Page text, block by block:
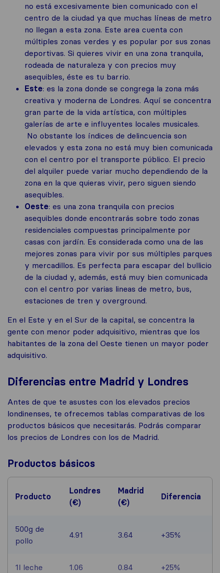
no está excesivamente bien comunicado con el
centro de la ciudad ya que muchas líneas de metro
no llegan a esta zona. Este area cuenta con
múltiples zonas verdes y es popular por sus zonas
deportivas. Si quieres vivir en una zona tranquila,
rodeada de naturaleza y con precios muy
asequibles, éste es tu barrio.
Este: es la zona donde se congrega la zona más
creativa y moderna de Londres. Aquí se concentra
gran parte de la vida artística, con múltiples
galerías de arte e influyentes locales musicales.
No obstante los índices de delincuencia son
elevados y esta zona no está muy bien comunicada
con el centro por el transporte público. El precio
del alquiler puede variar mucho dependiendo de la
zona en la que quieras vivir, pero siguen siendo
asequibles.
Oeste: es una zona tranquila con precios
asequibles donde encontrarás sobre todo zonas
residenciales compuestas principalmente por
casas con jardín. Es considerada como una de las
mejores zonas para vivir por sus múltiples parques
y mercadillos. Es perfecta para escapar del bullicio
de la ciudad y, además, está muy bien comunicada
con el centro por varias lineas de metro, bus,
estaciones de tren y overground.
En el Este y en el Sur de la capital, se concentra la
gente con menor poder adquisitivo, mientras que los
habitantes de la zona del Oeste tienen un mayor poder
adquisitivo.
Diferencias entre Madrid y Londres
Antes de que te asustes con los elevados precios
londinenses, te ofrecemos tablas comparativas de los
productos básicos que necesitarás. Podrás comparar
los precios de Londres con los de Madrid.
Productos básicos
Producto
Londres
(€)
Madrid
(€)
Diferencia
500g de
pollo
4.91 3.64 +35%
1l leche 1.06 0.84 +25%